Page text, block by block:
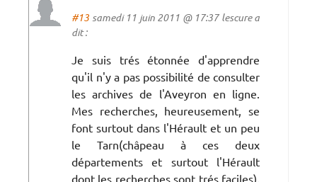
#13 samedi 11 juin 2011 @ 17:37 lescure a
dit :
Je suis trés étonnée d'apprendre
qu'il n'y a pas possibilité de consulter
les archives de l'Aveyron en ligne.
Mes recherches, heureusement, se
font surtout dans l'Hérault et un peu
le Tarn(châpeau à ces deux
départements et surtout l'Hérault
dont les recherches sont trés faciles).